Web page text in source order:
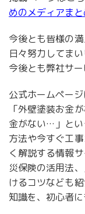
めのメディアま
今後とも皆様の
日々努力してまい
今後とも弊社サ
公式ホームページ
「外壁塗装お金
金がない…」とい
方法や今すぐ工
く解説する情報
災保険の活用法
けるコツなども
知識を、初心者